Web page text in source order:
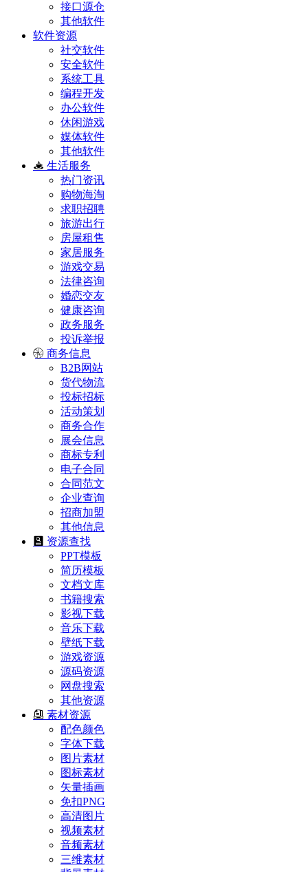
接口源仓
其他软件
软件资源
社交软件
安全软件
系统工具
编程开发
办公软件
休闲游戏
媒体软件
其他软件
生活服务
热门资讯
购物海淘
求职招聘
旅游出行
房屋租售
家居服务
游戏交易
法律咨询
婚恋交友
健康咨询
政务服务
投诉举报
商务信息
B2B网站
货代物流
投标招标
活动策划
商务合作
展会信息
商标专利
电子合同
合同范文
企业查询
招商加盟
其他信息
资源查找
PPT模板
简历模板
文档文库
书籍搜索
影视下载
音乐下载
壁纸下载
游戏资源
源码资源
网盘搜索
其他资源
素材资源
配色颜色
字体下载
图片素材
图标素材
矢量插画
免扣PNG
高清图片
视频素材
音频素材
三维素材